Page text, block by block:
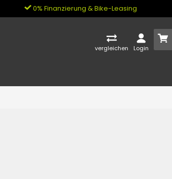
0% Finanzierung & Bike-Leasing
vergleichen Login